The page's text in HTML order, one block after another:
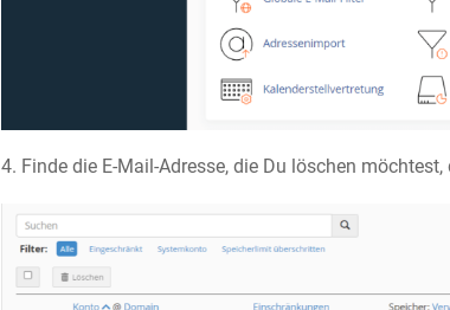
4. Finde die E-Mail-Adresse, die Du löschen